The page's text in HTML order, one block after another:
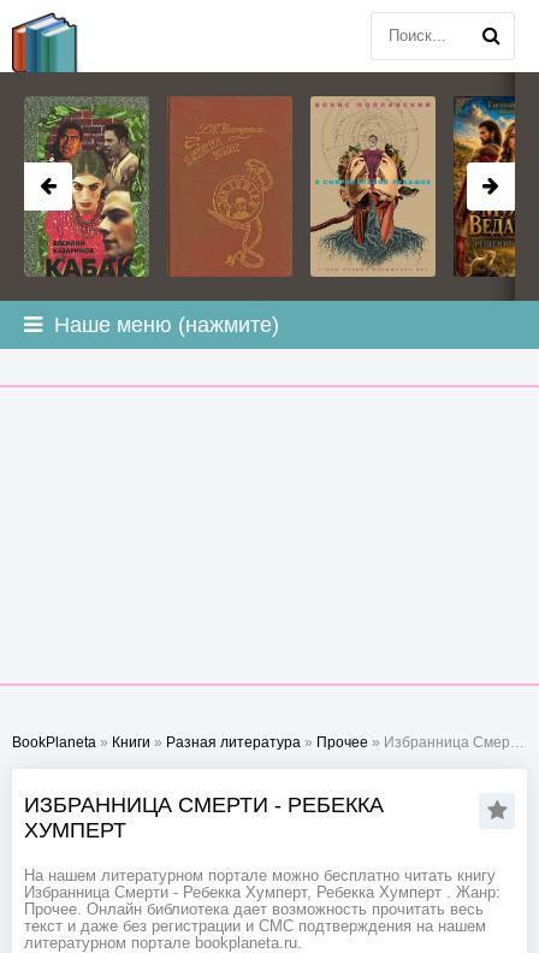
Наше меню (нажмите)
BookPlaneta » Книги » Разная литература » Прочее » Избранница Смерти - Ребекка Хумперт
ИЗБРАННИЦА СМЕРТИ - РЕБЕККА
ХУМПЕРТ
На нашем литературном портале можно бесплатно читать книгу
Избранница Смерти - Ребекка Хумперт, Ребекка Хумперт . Жанр:
Прочее. Онлайн библиотека дает возможность прочитать весь
текст и даже без регистрации и СМС подтверждения на нашем
литературном портале bookplaneta.ru.
BOOKPLANETA.COM